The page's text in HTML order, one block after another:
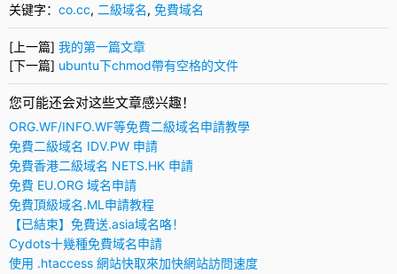
关键字： co.cc, 二級域名, 免費域名
[上一篇] 我的第一篇文章
[下一篇] ubuntu下chmod帶有空格的文件
您可能还会对这些文章感兴趣！
ORG.WF/INFO.WF等免費二級域名申請教學
免費二級域名 IDV.PW 申請
免費香港二級域名 NETS.HK 申請
免費 EU.ORG 域名申請
免費頂級域名.ML申請教程
【已結束】免費送.asia域名咯！
Cydots十幾種免費域名申請
使用 .htaccess 網站快取來加快網站訪問速度